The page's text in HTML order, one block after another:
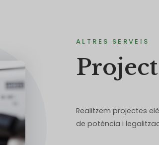
ALTRES SERVEIS
Realitzem projectes
de potència i